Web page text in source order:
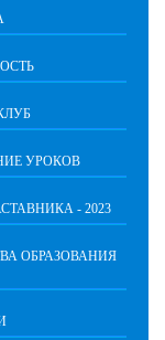
УРОКОВ
- 2023
ОБРАЗОВАНИЯ